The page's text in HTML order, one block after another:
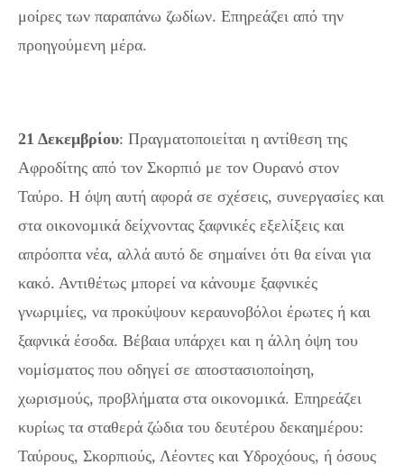
μοίρες των παραπάνω ζωδίων. Επηρεάζει από την
προηγούμενη μέρα.
21 Δεκεμβρίου: Πραγματοποιείται η αντίθεση της
Αφροδίτης από τον Σκορπιό με τον Ουρανό στον
Ταύρο. Η όψη αυτή αφορά σε σχέσεις, συνεργασίες και
στα οικονομικά δείχνοντας ξαφνικές εξελίξεις και
απρόοπτα νέα, αλλά αυτό δε σημαίνει ότι θα είναι για
κακό. Αντιθέτως μπορεί να κάνουμε ξαφνικές
γνωριμίες, να προκύψουν κεραυνοβόλοι έρωτες ή και
ξαφνικά έσοδα. Βέβαια υπάρχει και η άλλη όψη του
νομίσματος που οδηγεί σε αποστασιοποίηση,
χωρισμούς, προβλήματα στα οικονομικά. Επηρεάζει
κυρίως τα σταθερά ζώδια του δευτέρου δεκαημέρου:
Ταύρους, Σκορπιούς, Λέοντες και Υδροχόους, ή όσους